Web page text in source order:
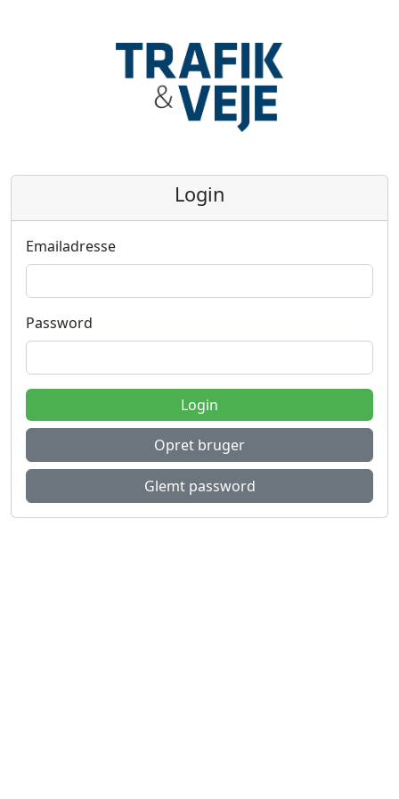
Login
Emailadresse
Password
Login
Opret bruger
Glemt password